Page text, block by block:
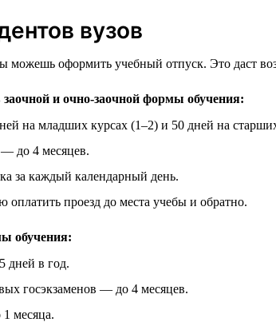
вузов
можешь оформить учебный отпуск. Это даст
и очно-заочной формы обучения:
на младших курсах (1–2) и 50 дней на
— до 4 месяцев.
за каждый календарный день.
оплатить проезд до места учебы и обратно.
обучения:
дней в год.
госэкзаменов — до 4 месяцев.
месяца.